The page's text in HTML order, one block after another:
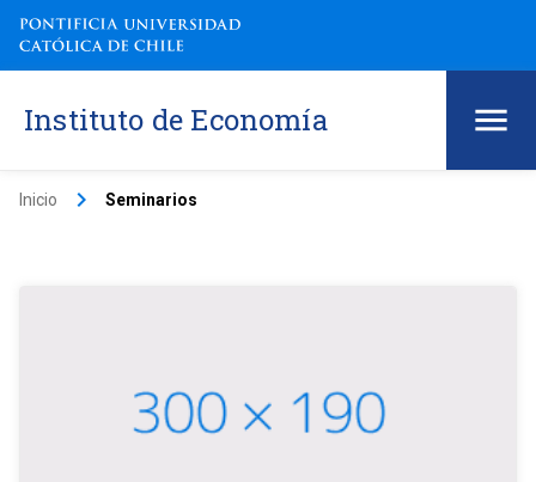
Instituto de Economía
Inicio keyboard_arrow_right Seminarios